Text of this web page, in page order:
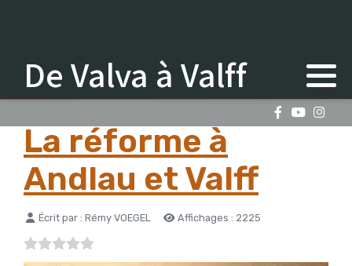
De Valva à Valff
La réforme à
Andlau et Valff
Détails
Écrit par : Rémy VOEGEL Affichages : 2225